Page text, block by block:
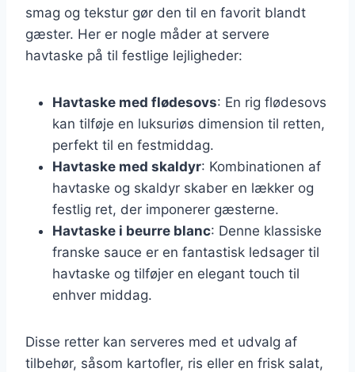
smag og tekstur gør den til en favorit blandt
gæster. Her er nogle måder at servere
havtaske på til festlige lejligheder:
Havtaske med flødesovs: En rig flødesovs
kan tilføje en luksuriøs dimension til retten,
perfekt til en festmiddag.
Havtaske med skaldyr: Kombinationen af
havtaske og skaldyr skaber en lækker og
festlig ret, der imponerer gæsterne.
Havtaske i beurre blanc: Denne klassiske
franske sauce er en fantastisk ledsager til
havtaske og tilføjer en elegant touch til
enhver middag.
Disse retter kan serveres med et udvalg af
tilbehør, såsom kartofler, ris eller en frisk salat,